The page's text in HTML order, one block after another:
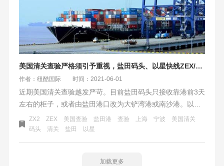
美国清关查验严格须引予重视，盐田码头、以星快线ZEX/ZX2、宁波/上海码头最新情况
作者：纽酷国际 时间：2021-06-01
近期美国清关查验越发严苛。目前盐田码头只接收靠港前3天
左右的柜子，或者由盐田港口改为大铲湾港或南沙港。以星
快线ZEX/ZX2已经出示通知：实际靠岸以码头消息为准，我
司会尽力从不同的渠道获取准确的信息通知给每位客户。受
ZX2 ZEX 美国查验 盐田港 查验 上海 宁波
美国清关
码头
清关 盐田 以星
加载更多